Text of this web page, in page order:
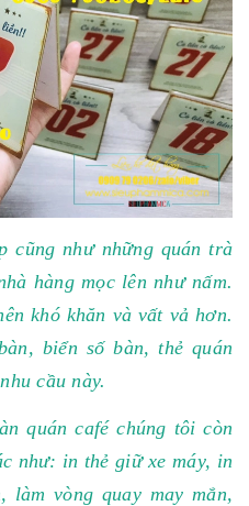
cũng như những quán trà
hàng mọc lên như nấm.
khó khăn và vất vả hơn.
biển số bàn, thẻ quán
cầu này.
quán café chúng tôi còn
như: in thẻ giữ xe máy, in
làm vòng quay may mắn,